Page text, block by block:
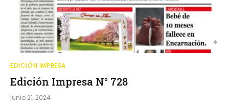
EDICIÓN IMPRESA
Edición Impresa N° 728
junio 21, 2024